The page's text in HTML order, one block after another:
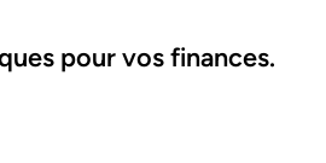
pour vos finances.